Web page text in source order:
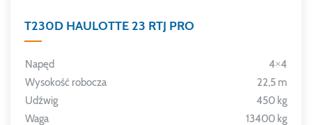
T230D HAULOTTE 23 RTJ PRO
Napęd
4×4
Wysokość robocza
22,5 m
Udźwig
450 kg
Waga
13400 kg